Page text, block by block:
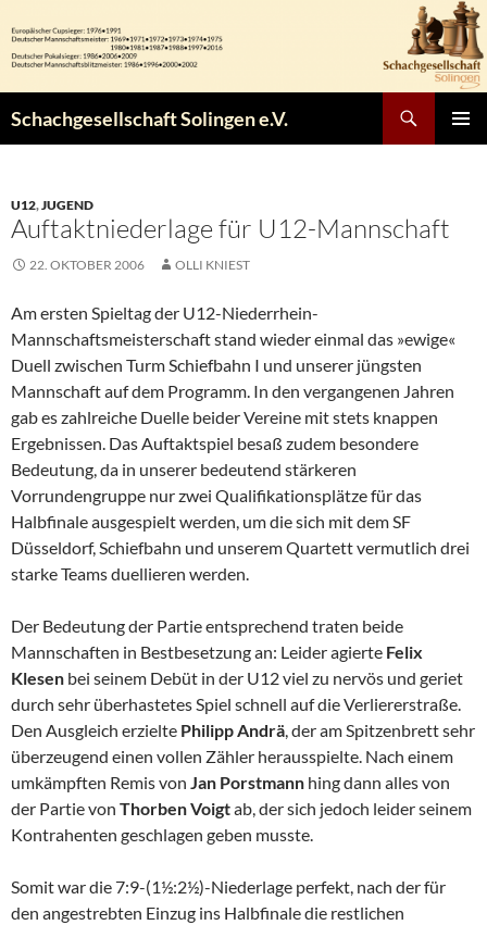
Inhalt
springen
Schachgesellschaft Solingen e.V.
U12,JUGEND
Auftaktniederlage für U12-Mannschaft
22. OKTOBER 2006 OLLI KNIEST
Am ersten Spieltag der U12-Niederrhein-
Mannschaftsmeisterschaft stand wieder einmal das »ewige«
Duell zwischen Turm Schiefbahn I und unserer jüngsten
Mannschaft auf dem Programm. In den vergangenen Jahren
gab es zahlreiche Duelle beider Vereine mit stets knappen
Ergebnissen. Das Auftaktspiel besaß zudem besondere
Bedeutung, da in unserer bedeutend stärkeren
Vorrundengruppe nur zwei Qualifikationsplätze für das
Halbfinale ausgespielt werden, um die sich mit dem SF
Düsseldorf, Schiefbahn und unserem Quartett vermutlich drei
starke Teams duellieren werden.
Der Bedeutung der Partie entsprechend traten beide
Mannschaften in Bestbesetzung an: Leider agierte Felix
Klesen bei seinem Debüt in der U12 viel zu nervös und geriet
durch sehr überhastetes Spiel schnell auf die Verliererstraße.
Den Ausgleich erzielte PhilippAndrä, der am Spitzenbrett sehr
überzeugend einen vollen Zähler herausspielte. Nach einem
umkämpften Remis von Jan Porstmann hing dann alles von
der Partie von Thorben Voigtab, der sich jedoch leider seinem
Kontrahenten geschlagen geben musste.
Somit war die 7:9-(1½:2½)-Niederlage perfekt, nach der für
den angestrebten Einzug ins Halbfinale die restlichen